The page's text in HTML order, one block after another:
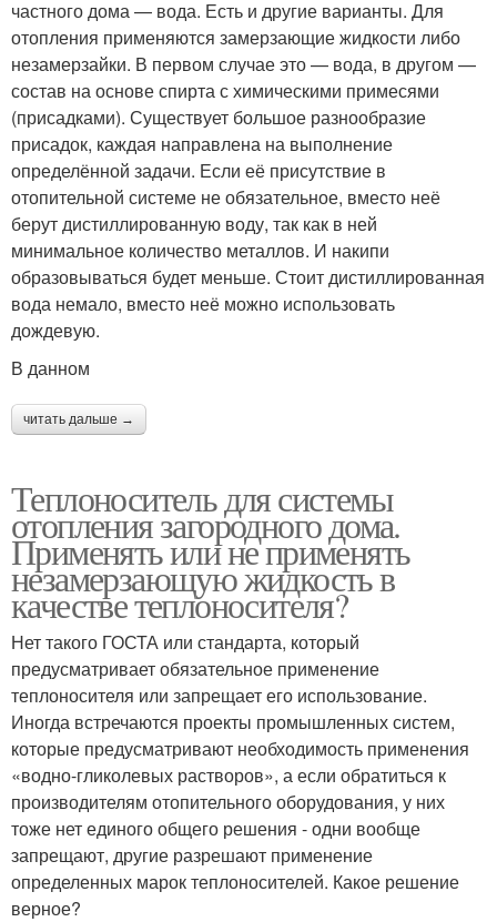
частного дома — вода. Есть и другие варианты. Для
отопления применяются замерзающие жидкости либо
незамерзайки. В первом случае это — вода, в другом —
состав на основе спирта с химическими примесями
(присадками). Существует большое разнообразие
присадок, каждая направлена на выполнение
определённой задачи. Если её присутствие в
отопительной системе не обязательное, вместо неё
берут дистиллированную воду, так как в ней
минимальное количество металлов. И накипи
образовываться будет меньше. Стоит дистиллированная
вода немало, вместо неё можно использовать
дождевую.
В данном
читать дальше →
Теплоноситель для системы
отопления загородного дома.
Применять или не применять
незамерзающую жидкость в
качестве теплоносителя?
Нет такого ГОСТА или стандарта, который
предусматривает обязательное применение
теплоносителя или запрещает его использование.
Иногда встречаются проекты промышленных систем,
которые предусматривают необходимость применения
«водно-гликолевых растворов», а если обратиться к
производителям отопительного оборудования, у них
тоже нет единого общего решения - одни вообще
запрещают, другие разрешают применение
определенных марок теплоносителей. Какое решение
верное?